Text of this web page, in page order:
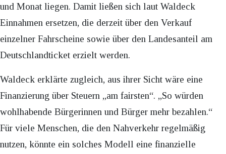
und Monat liegen. Damit ließen sich laut Waldeck
Einnahmen ersetzen, die derzeit über den Verkauf
einzelner Fahrscheine sowie über den Landesanteil am
Deutschlandticket erzielt werden.
Waldeck erklärte zugleich, aus ihrer Sicht wäre eine
Finanzierung über Steuern „am fairsten“. „So würden
wohlhabende Bürgerinnen und Bürger mehr bezahlen.“
Für viele Menschen, die den Nahverkehr regelmäßig
nutzen, könnte ein solches Modell eine finanzielle